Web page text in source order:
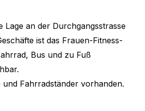
Lage an der Durchgangsstrasse
ist das Frauen-Fitness-
Bus und zu Fuß
und Fahrradständer vorhanden.